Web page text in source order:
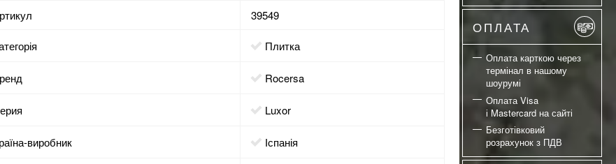
39549
Плитка
Rocersa
Luxor
виробник Іспанія
ОПЛАТА
Оплата карткою через
термінал в нашому
шоурумі
Оплата Visa
і Mastercard на сайті
Безготівковий
розрахунок з ПДВ